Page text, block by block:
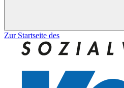
Zur Startseite des